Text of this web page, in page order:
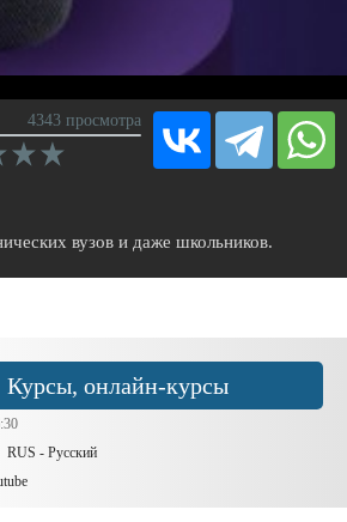
4343 просмотра
вузов и даже школьников.
Курсы, онлайн-курсы
RUS - Русский